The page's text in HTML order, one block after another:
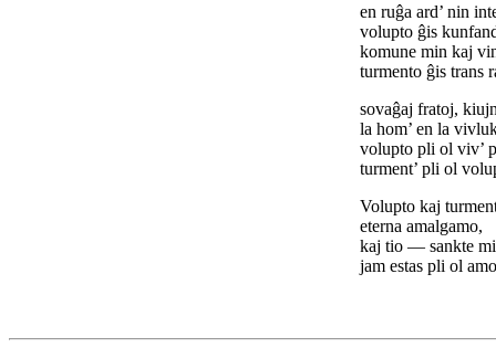
en ruĝa ard’ nin
volupto ĝis
komune min kaj
turmento ĝis trans
sovaĝaj fratoj,
la hom’ en la
volupto pli ol viv’
turment’ pli ol
Volupto kaj
eterna amalgamo,
kaj tio — sankte
jam estas pli ol